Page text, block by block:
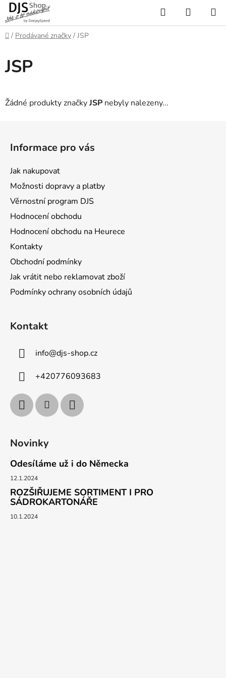
Přejít
na
obsah
Hledat
KOŠÍK
Domů
/ Prodávané značky / JSP
JSP
Žádné produkty značkyJSP nebyly nalezeny...
Informace pro vás
Jak nakupovat
Možnosti dopravy a platby
Věrnostní program DJS
Hodnocení obchodu
Hodnocení obchodu na Heurece
Kontakty
Obchodní podmínky
Jak vrátit nebo reklamovat zboží
Podmínky ochrany osobních údajů
Kontakt
info@djs-shop.cz
+420776093683
Novinky
Odesíláme už i do Německa
12.1.2024
ROZŠIŘUJEME SORTIMENT I PRO
SÁDROKARTONÁŘE
10.1.2024